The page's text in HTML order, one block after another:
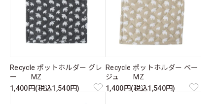
Recycle ポットホルダー グレ
ー MZ
1,400円(税込1,540円)
Recycle ポットホルダー ベー
ジュ MZ
1,400円(税込1,540円)